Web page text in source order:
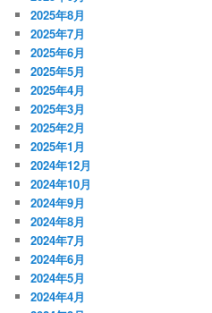
2025年8月
2025年7月
2025年6月
2025年5月
2025年4月
2025年3月
2025年2月
2025年1月
2024年12月
2024年10月
2024年9月
2024年8月
2024年7月
2024年6月
2024年5月
2024年4月